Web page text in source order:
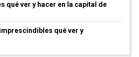
qué ver y hacer en la capital de
qué ver y